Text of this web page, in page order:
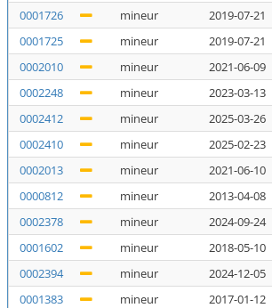
0001726
mineur 2019-07-21
0001725
mineur 2019-07-21
0002010
mineur 2021-06-09
0002248
mineur 2023-03-13
0002412
mineur 2025-03-26
0002410
mineur 2025-02-23
0002013
mineur 2021-06-10
0000812
mineur 2013-04-08
0002378
mineur 2024-09-24
0001602
mineur 2018-05-10
0002394
mineur 2024-12-05
0001383
mineur 2017-01-12